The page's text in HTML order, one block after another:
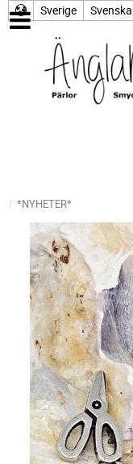
Sverige Svenska
*NYHETER*